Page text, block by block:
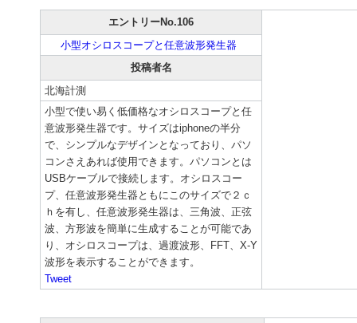
エントリーNo.106
小型オシロスコープと任意波形発生器
投稿者名
北海計測
小型で使い易く低価格なオシロスコープと任
意波形発生器です。サイズはiphoneの半分
で、シンプルなデザインとなっており、パソ
コンさえあれば使用できます。パソコンとは
USBケーブルで接続します。オシロスコー
プ、任意波形発生器ともにこのサイズで２ｃ
ｈを有し、任意波形発生器は、三角波、正弦
波、方形波を簡単に生成することが可能であ
り、オシロスコープは、過渡波形、FFT、X-Y
波形を表示することができます。
Tweet